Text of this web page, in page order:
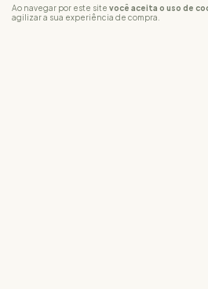
Ao navegar por este site você aceita o uso de
agilizar a sua experiência de compra.